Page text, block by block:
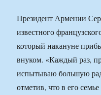
Президент Армении
известного
который накануне
внуком. «Каждый раз,
испытываю большую
отметив, что в его